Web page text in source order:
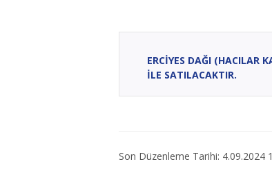
ERCİYES DAĞI (HACILAR
İLE SATILACAKTIR.
Son Düzenleme Tarihi: 4.09.2024